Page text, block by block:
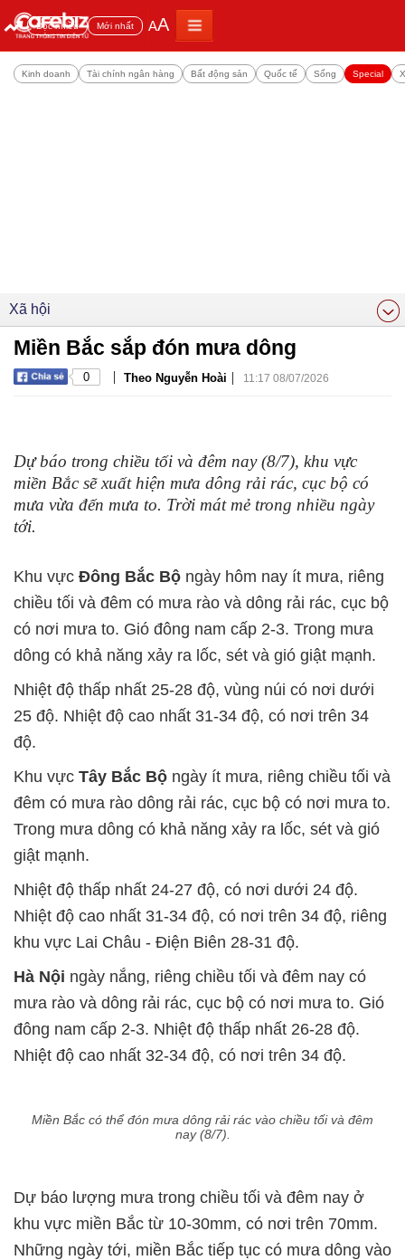
Đọc nhiều Mới nhất AA
Kinh doanh Tài chính ngân hàng Bất động sản Quốc tế Sống Special
Xã hội
Miền Bắc sắp đón mưa dông
0 | Theo Nguyễn Hoài | 11:17 08/07/2026
Dự báo trong chiều tối và đêm nay (8/7), khu vực
miền Bắc sẽ xuất hiện mưa dông rải rác, cục bộ có
mưa vừa đến mưa to. Trời mát mẻ trong nhiều ngày
tới.
Khu vực Đông Bắc Bộ ngày hôm nay ít mưa, riêng
chiều tối và đêm có mưa rào và dông rải rác, cục bộ
có nơi mưa to. Gió đông nam cấp 2-3. Trong mưa
dông có khả năng xảy ra lốc, sét và gió giật mạnh.
Nhiệt độ thấp nhất 25-28 độ, vùng núi có nơi dưới
25 độ. Nhiệt độ cao nhất 31-34 độ, có nơi trên 34
độ.
Khu vực Tây Bắc Bộ ngày ít mưa, riêng chiều tối và
đêm có mưa rào dông rải rác, cục bộ có nơi mưa to.
Trong mưa dông có khả năng xảy ra lốc, sét và gió
giật mạnh.
Nhiệt độ thấp nhất 24-27 độ, có nơi dưới 24 độ.
Nhiệt độ cao nhất 31-34 độ, có nơi trên 34 độ, riêng
khu vực Lai Châu - Điện Biên 28-31 độ.
Hà Nội ngày nắng, riêng chiều tối và đêm nay có
mưa rào và dông rải rác, cục bộ có nơi mưa to. Gió
đông nam cấp 2-3. Nhiệt độ thấp nhất 26-28 độ.
Nhiệt độ cao nhất 32-34 độ, có nơi trên 34 độ.
Miền Bắc có thể đón mưa dông rải rác vào chiều tối và đêm
nay (8/7).
Dự báo lượng mưa trong chiều tối và đêm nay ở
khu vực miền Bắc từ 10-30mm, có nơi trên 70mm.
Những ngày tới, miền Bắc tiếp tục có mưa dông vào